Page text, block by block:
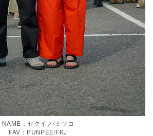
NAME：セクイノ/ミツコ
FAV：PUNPEE/FKJ